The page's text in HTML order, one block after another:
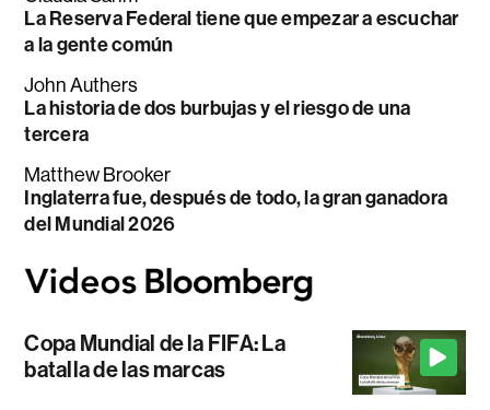
La Reserva Federal tiene que empezar a escuchar
a la gente común
John Authers
La historia de dos burbujas y el riesgo de una
tercera
Matthew Brooker
Inglaterra fue, después de todo, la gran ganadora
del Mundial 2026
Copa Mundial de la FIFA: La
batalla de las marcas